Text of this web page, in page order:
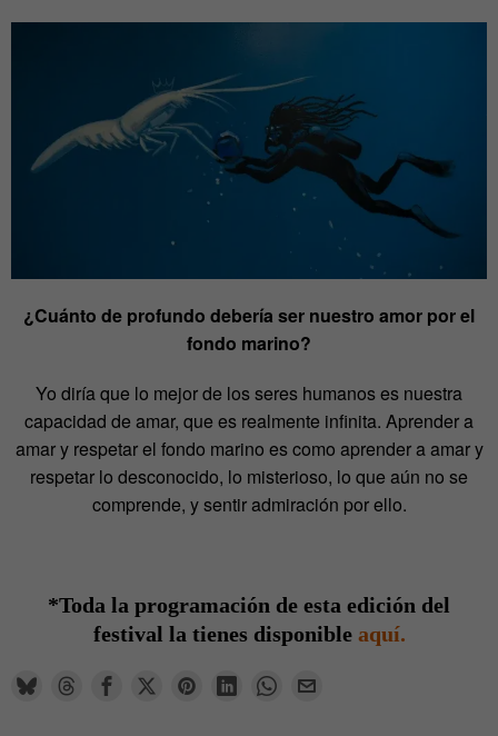
¿Cuánto de profundo debería ser nuestro amor por el
fondo marino?
Yo diría que lo mejor de los seres humanos es nuestra
capacidad de amar, que es realmente infinita. Aprender a
amar y respetar el fondo marino es como aprender a amar y
respetar lo desconocido, lo misterioso, lo que aún no se
comprende, y sentir admiración por ello.
*Toda la programación de esta edición del
festival la tienes disponible aquí.